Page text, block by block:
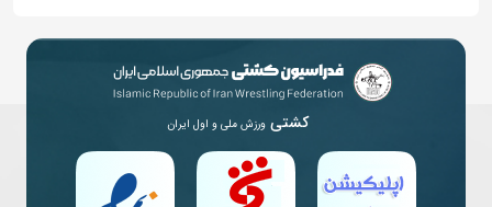
کشتی ورزش ملی و اول ایران